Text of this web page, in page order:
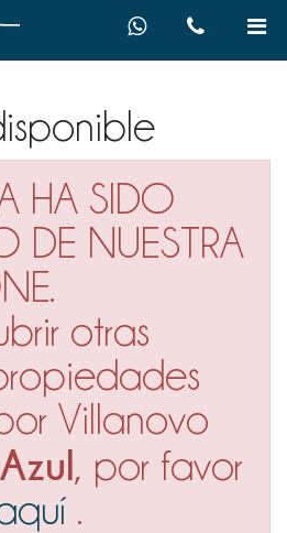
HA SIDO
DE NUESTRA
otras
Villanovo
, por favor
.